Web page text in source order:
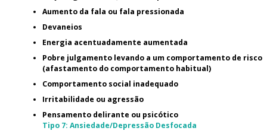
Aumento da fala ou fala pressionada
Devaneios
Energia acentuadamente aumentada
Pobre julgamento levando a um comportamento de risco
(afastamento do comportamento habitual)
Comportamento social inadequado
Irritabilidade ou agressão
Pensamento delirante ou psicótico
Tipo 7: Ansiedade/Depressão Desfocada